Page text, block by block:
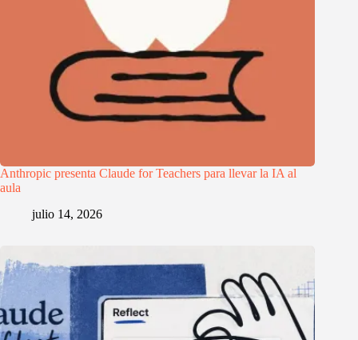
Anthropic presenta Claude for Teachers para llevar la IA al
aula
julio 14, 2026